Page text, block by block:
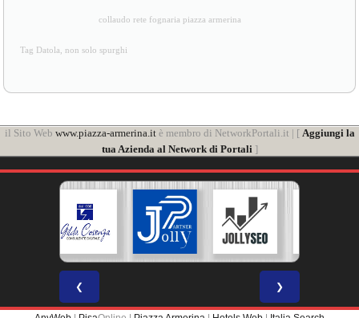
www.piazza-armerina.it è membro di NetworkPortali.it | [
Aggiungi la
tua Azienda al Network di Portali]